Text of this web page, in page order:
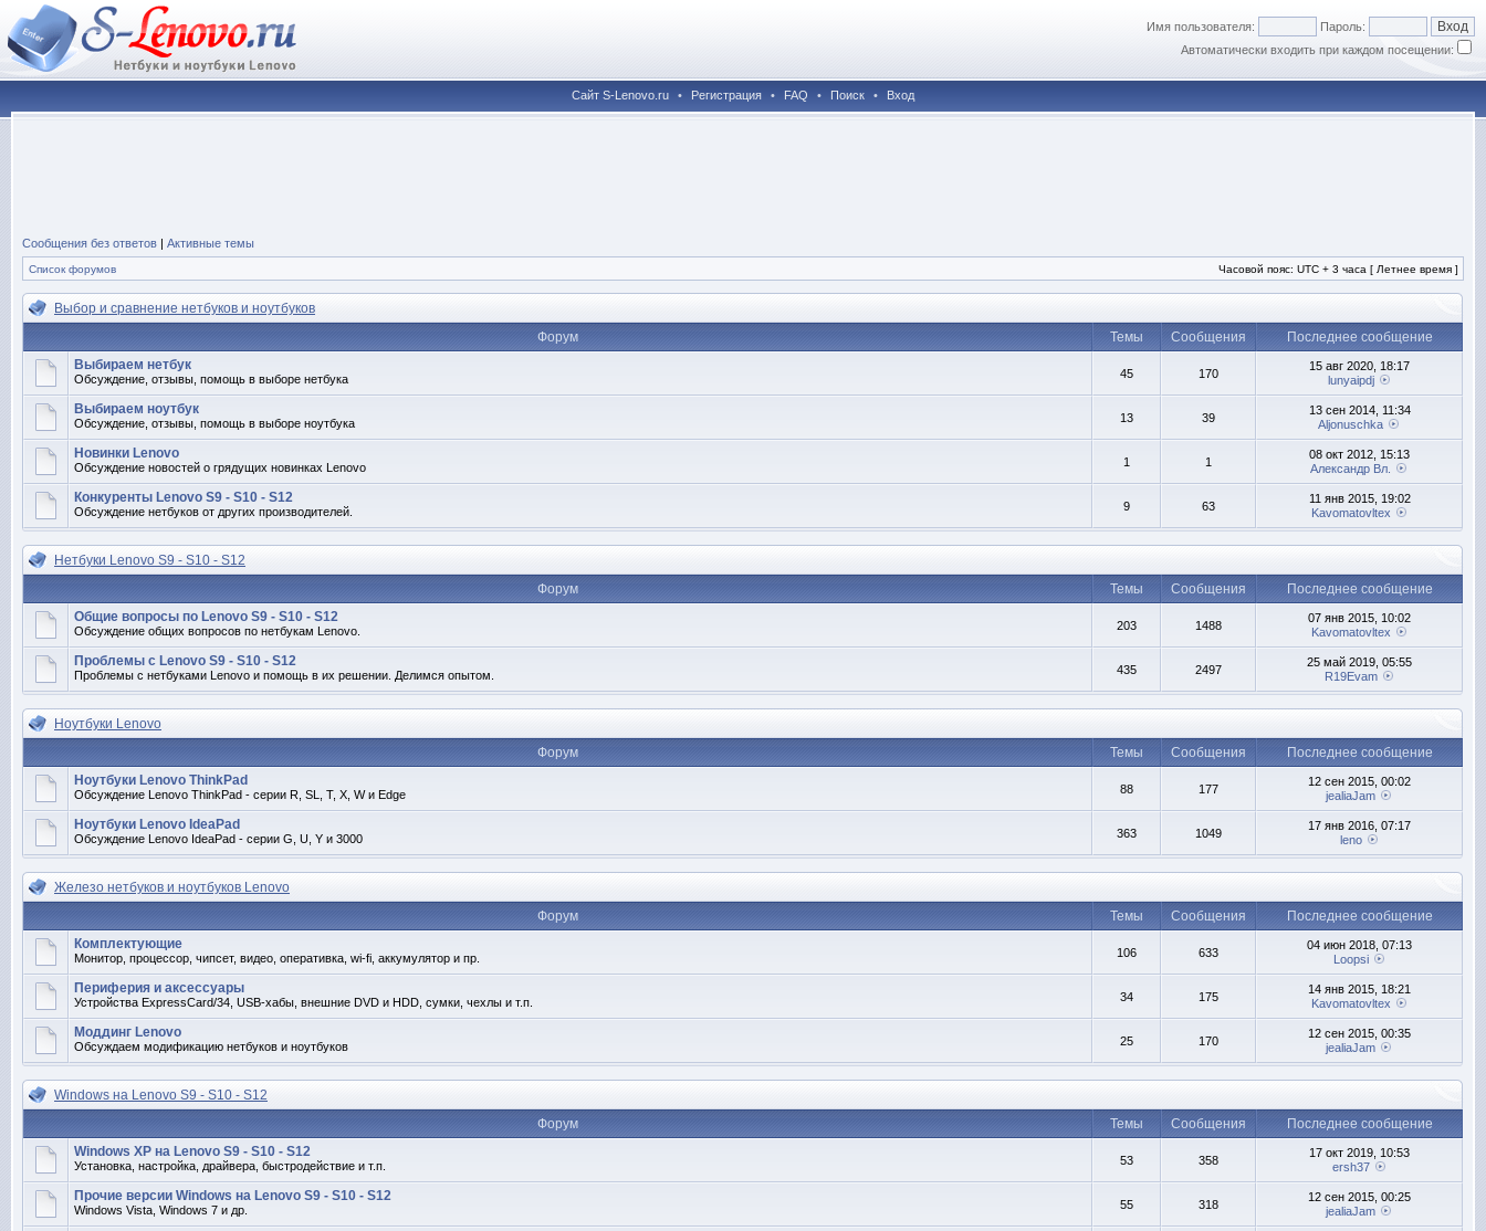
Имя пользователя:
Пароль:
Автоматически входить при каждом посещении:
Сайт S-Lenovo.ru • Регистрация • FAQ • Поиск • Вход
Сообщения без ответов | Активные темы
Список форумов Часовой пояс: UTC + 3 часа [ Летнее время ]
Выбор и сравнение нетбуков и ноутбуков
Форум
Темы Сообщения
Последнее сообщение
Выбираем нетбук
Обсуждение, отзывы, помощь в выборе нетбука 45 170
15 авг 2020, 18:17
lunyaipdj
Выбираем ноутбук
Обсуждение, отзывы, помощь в выборе ноутбука 13 39
13 сен 2014, 11:34
Aljonuschka
Новинки Lenovo
Обсуждение новостей о грядущих новинках Lenovo 1 1
08 окт 2012, 15:13
Александр Вл.
Конкуренты Lenovo S9 - S10 - S12
Обсуждение нетбуков от других производителей. 9 63
11 янв 2015, 19:02
Kavomatovltex
Нетбуки Lenovo S9 - S10 - S12
Форум
Темы Сообщения
Последнее сообщение
Общие вопросы по Lenovo S9 - S10 - S12
Обсуждение общих вопросов по нетбукам Lenovo. 203 1488
07 янв 2015, 10:02
Kavomatovltex
Проблемы с Lenovo S9 - S10 - S12
Проблемы с нетбуками Lenovo и помощь в их решении. Делимся опытом. 435 2497
25 май 2019, 05:55
R19Evam
Ноутбуки Lenovo
Форум
Темы Сообщения
Последнее сообщение
Ноутбуки Lenovo ThinkPad
Обсуждение Lenovo ThinkPad - серии R, SL, T, X, W и Edge 88 177
12 сен 2015, 00:02
jealiaJam
Ноутбуки Lenovo IdeaPad
Обсуждение Lenovo IdeaPad - серии G, U, Y и 3000 363 1049
17 янв 2016, 07:17
leno
Железо нетбуков и ноутбуков Lenovo
Форум
Темы Сообщения
Последнее сообщение
Комплектующие
Монитор, процессор, чипсет, видео, оперативка, wi-fi, аккумулятор и пр. 106 633
04 июн 2018, 07:13
Loopsi
Периферия и аксессуары
Устройства ExpressCard/34, USB-хабы, внешние DVD и HDD, сумки, чехлы и т.п. 34 175
14 янв 2015, 18:21
Kavomatovltex
Моддинг Lenovo
Обсуждаем модификацию нетбуков и ноутбуков 25 170
12 сен 2015, 00:35
jealiaJam
Windows на Lenovo S9 - S10 - S12
Форум
Темы Сообщения
Последнее сообщение
Windows XP на Lenovo S9 - S10 - S12
Установка, настройка, драйвера, быстродействие и т.п. 53 358
17 окт 2019, 10:53
ersh37
Прочие версии Windows на Lenovo S9 - S10 - S12
Windows Vista, Windows 7 и др. 55 318
12 сен 2015, 00:25
jealiaJam